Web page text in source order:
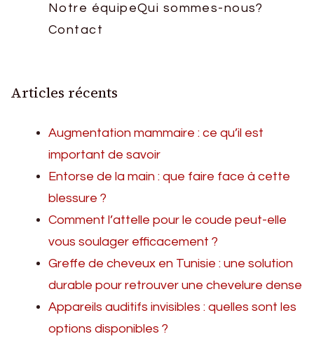
Notre équipeQui sommes-nous?
Contact
Articles récents
Augmentation mammaire : ce qu’il est
important de savoir
Entorse de la main : que faire face à cette
blessure ?
Comment l’attelle pour le coude peut-elle
vous soulager efficacement ?
Greffe de cheveux en Tunisie : une solution
durable pour retrouver une chevelure dense
Appareils auditifs invisibles : quelles sont les
options disponibles ?